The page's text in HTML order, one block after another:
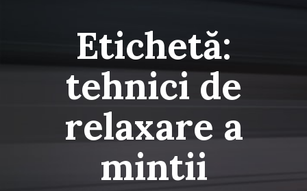
Etichetă:
tehnici de
relaxare a
mintii